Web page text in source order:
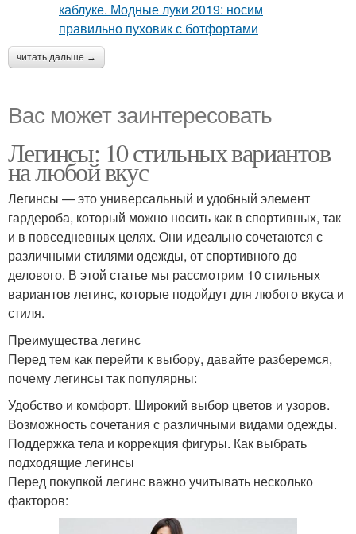
читать дальше →
Вас может заинтересовать
Легинсы: 10 стильных вариантов
на любой вкус
Легинсы — это универсальный и удобный элемент
гардероба, который можно носить как в спортивных, так
и в повседневных целях. Они идеально сочетаются с
различными стилями одежды, от спортивного до
делового. В этой статье мы рассмотрим 10 стильных
вариантов легинс, которые подойдут для любого вкуса и
стиля.
Преимущества легинс
Перед тем как перейти к выбору, давайте разберемся,
почему легинсы так популярны:
Удобство и комфорт. Широкий выбор цветов и узоров.
Возможность сочетания с различными видами одежды.
Поддержка тела и коррекция фигуры. Как выбрать
подходящие легинсы
Перед покупкой легинс важно учитывать несколько
факторов: